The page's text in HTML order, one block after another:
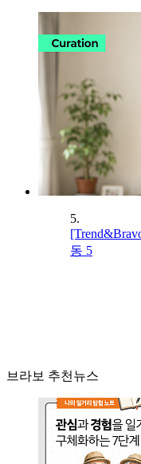
5.
동 5
브라보 추천뉴스